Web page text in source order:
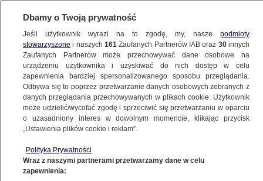
KONFLIKT NA BLISKIM WSCHODZIE
Dbamy o Twoją prywatność
Jeśli użytkownik wyrazi na to zgodę, my, nasze podmioty
stowarzyszone i naszych161 Zaufanych Partnerów IAB oraz 30innych
Zaufanych Partnerów może przechowywać dane osobowe na
urządzeniu użytkownika i uzyskiwać do nich dostęp w celu
zapewnienia bardziej spersonalizowanego sposobu przeglądania.
Odbywa się to poprzez przetwarzanie danych osobowych zebranych z
danych przeglądania przechowywanych w plikach cookie. Użytkownik
może udzielić/wycofać zgodę i sprzeciwić się przetwarzaniu w oparciu
o uzasadniony interes w dowolnym momencie, klikając przycisk
„Ustawienia plików cookie i reklam”.
Polityka Prywatności
Wraz z naszymi partnerami przetwarzamy dane w celu
zapewnienia: